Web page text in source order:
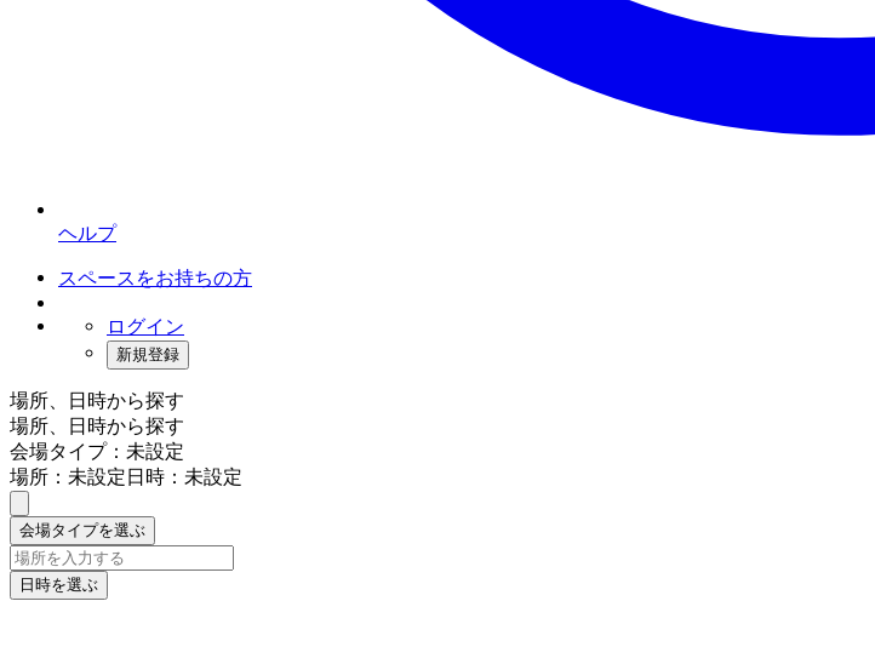
ヘルプ
スペースをお持ちの方
ログイン
新規登録
場所、日時から探す
場所、日時から探す
会場タイプ：未設定
場所：未設定日時：未設定
会場タイプを選ぶ
日時を選ぶ